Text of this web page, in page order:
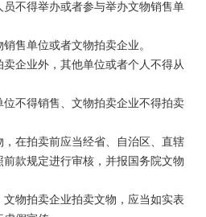
不得举办或者参与举办文物销售单
单位或者文物拍卖企业。
企业外，其他单位或者个人不得从
得销售、文物拍卖企业不得拍卖
在拍卖前应当经省、自治区、直辖
款规定进行审核，并报国务院文物
物拍卖企业拍卖文物，应当如实表